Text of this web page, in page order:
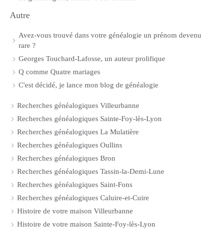
Autre
Avez-vous trouvé dans votre généalogie un prénom devenu
rare ?
Georges Touchard-Lafosse, un auteur prolifique
Q comme Quatre mariages
C'est décidé, je lance mon blog de généalogie
Recherches généalogiques Villeurbanne
Recherches généalogiques Sainte-Foy-lès-Lyon
Recherches généalogiques La Mulatière
Recherches généalogiques Oullins
Recherches généalogiques Bron
Recherches généalogiques Tassin-la-Demi-Lune
Recherches généalogiques Saint-Fons
Recherches généalogiques Caluire-et-Cuire
Histoire de votre maison Villeurbanne
Histoire de votre maison Sainte-Foy-lès-Lyon